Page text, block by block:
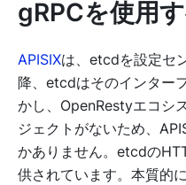
gRPCを使用
APISIXは、etcdを設定セ
降、etcdはそのインター
かし、OpenRestyエコシ
ジェクトがないため、
かありません。etcdの
供されています。本質的